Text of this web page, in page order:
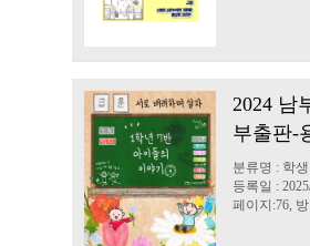
2024 남
부출판-
분류명 : 학
등록일 :
페이지:76,